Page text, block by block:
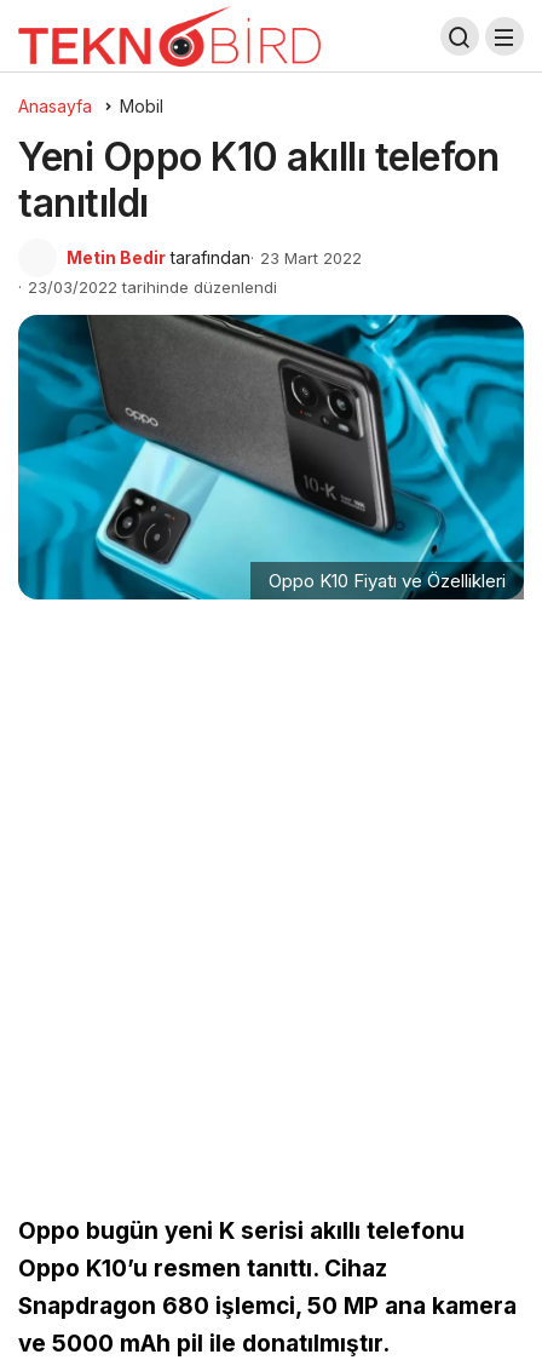
Anasayfa Mobil
Yeni Oppo K10 akıllı telefon
tanıtıldı
Metin Bedir tarafından
23 Mart 2022
23/03/2022 tarihinde düzenlendi
Oppo K10 Fiyatı ve Özellikleri
Oppo bugün yeni K serisi akıllı telefonu
Oppo K10’u resmen tanıttı. Cihaz
Snapdragon 680 işlemci, 50 MP ana kamera
ve 5000 mAh pil ile donatılmıştır.